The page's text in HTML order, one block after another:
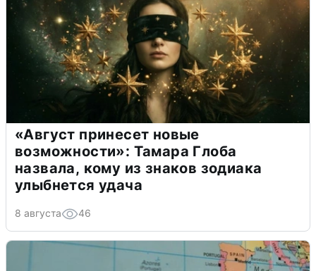
«Август принесет новые
возможности»: Тамара Глоба
назвала, кому из знаков зодиака
улыбнется удача
8 августа 46